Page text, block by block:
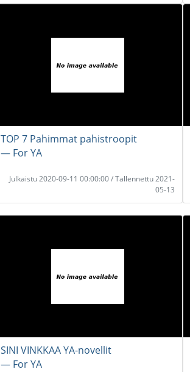
TOP 7 Pahimmat pahistroopit
― For YA
Julkaistu 2020-09-11 00:00:00 / Tallennettu 2021-
05-13
SINI VINKKAA YA-novellit
― For YA